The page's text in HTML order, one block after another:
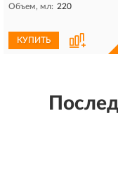
Объем, мл: 220
КУПИТЬ